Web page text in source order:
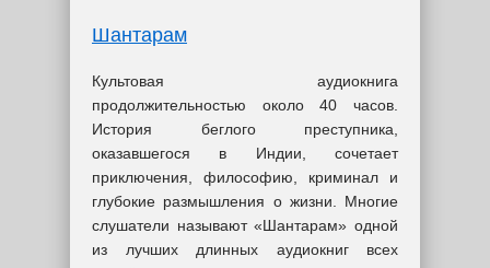
Шантарам
Культовая аудиокнига
продолжительностью около 40 часов.
История беглого преступника,
оказавшегося в Индии, сочетает
приключения, философию, криминал и
глубокие размышления о жизни. Многие
слушатели называют «Шантарам» одной
из лучших длинных аудиокниг всех